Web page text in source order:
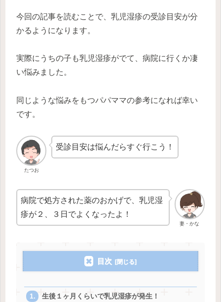
今回の記事を読むことで、乳児湿疹の受診目安が分
かるようになります。
実際にうちの子も乳児湿疹がでて、病院に行くか凄
い悩みました。
同じような悩みをもつパパママの参考になれば幸い
です。
たつお
受診目安は悩んだらすぐ行こう！
妻・かな
病院で処方された薬のおかげで、乳児湿
疹が２、３日でよくなったよ！
目次
生後１ヶ月くらいで乳児湿疹が発生！